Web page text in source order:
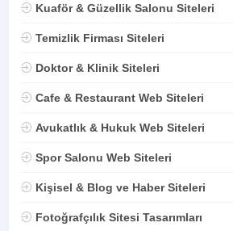
Kuaför & Güzellik Salonu Siteleri
Temizlik Firması Siteleri
Doktor & Klinik Siteleri
Cafe & Restaurant Web Siteleri
Avukatlık & Hukuk Web Siteleri
Spor Salonu Web Siteleri
Kişisel & Blog ve Haber Siteleri
Fotoğrafçılık Sitesi Tasarımları